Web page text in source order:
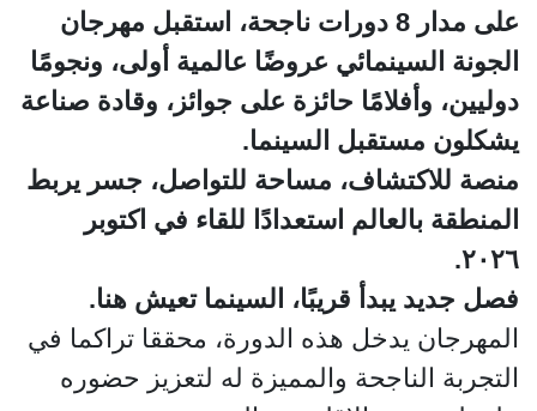
على مدار 8 دورات ناجحة، استقبل مهرجان
الجونة السينمائي عروضًا عالمية أولى، ونجومًا
دوليين، وأفلامًا حائزة على جوائز، وقادة صناعة
يشكلون مستقبل السينما.
منصة للاكتشاف، مساحة للتواصل، جسر يربط
المنطقة بالعالم استعدادًا للقاء في اكتوبر
٢٠٢٦.
فصل جديد يبدأ قريبًا، السينما تعيش هنا.
المهرجان يدخل هذه الدورة، محققا تراكما في
التجربة الناجحة والمميزة له لتعزيز حضوره